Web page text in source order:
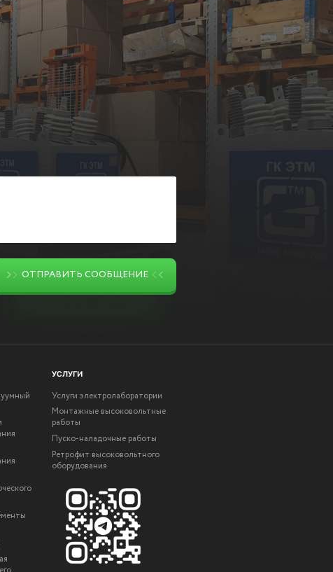
ОТПРАВИТЬ СООБЩЕНИЕ
УСЛУГИ
Услуги электролаборатории
Монтажные высоковольтные
работы
Пуско-наладочные работы
Ретрофит высоковольтного
оборудования